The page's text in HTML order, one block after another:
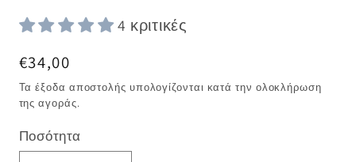
4 κριτικές
Κανονική
τιμή
€34,00
Τα έξοδα αποστολής υπολογίζονται κατά την ολοκλήρωση
της αγοράς.
Ποσότητα